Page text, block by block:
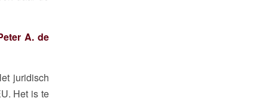
A. de
juridisch
Het is te